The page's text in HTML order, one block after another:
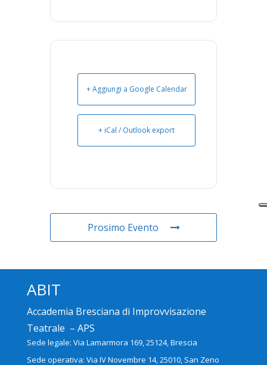
+ Aggiungi a Google Calendar
+ iCal / Outlook export
Prosimo Evento
ABIT
Accademia Bresciana di Improvvisazione
Teatrale – APS
Sede legale: Via Lamarmora 169, 25124, Brescia
Sede operativa: Via IV Novembre 14, 25010, San Zeno